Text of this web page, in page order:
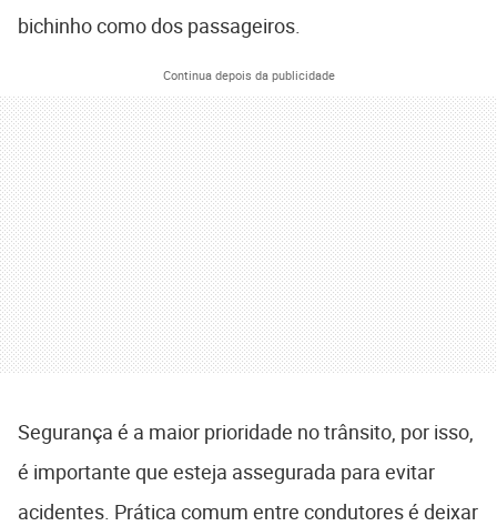
bichinho como dos passageiros.
Continua depois da publicidade
Segurança é a maior prioridade no trânsito, por isso,
é importante que esteja assegurada para evitar
acidentes. Prática comum entre condutores é deixar